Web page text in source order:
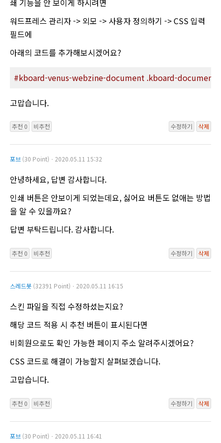
워드프레스 관리자 -> 외모 -> 사용자 정의하기 -> CSS 입력
필드에
아래의 코드를 추가해보시겠어요?
#kboard-venus-webzine-document .kboard-
고맙습니다.
추천 0 비추천 수정하기 삭제
포브 (30 Point)ㆍ2020.05.11 15:32
안녕하세요, 답변 감사합니다.
인쇄 버튼은 안보이게 되었는데요, 싫어요 버튼도 없애는 방법
을 알 수 있을까요?
답변 부탁드립니다. 감사합니다.
추천 0 비추천 수정하기 삭제
스레드봇 (32391 Point)ㆍ2020.05.11 16:15
스킨 파일을 직접 수정하셨는지요?
해당 코드 적용 시 추천 버튼이 표시된다면
비회원으로도 확인 가능한 페이지 주소 알려주시겠어요?
CSS 코드로 해결이 가능할지 살펴보겠습니다.
고맙습니다.
추천 0 비추천 수정하기 삭제
포브 (30 Point)ㆍ2020.05.11 16:41